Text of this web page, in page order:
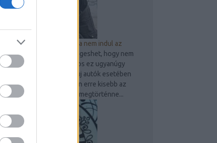
9 dolog, amit ellenőrizz, ha nem indul az
autóBárkivel, bármikor megeshet, hogy nem
indul be gépjárműve. Sajnos ez ugyanúgy
előfordulhat használt és új autók esetében
is, persze az újak esetében erre kisebb az
esély. Amennyiben mégis megtörténne...